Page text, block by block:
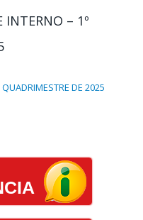
INTERNO – 1º
DE 2025